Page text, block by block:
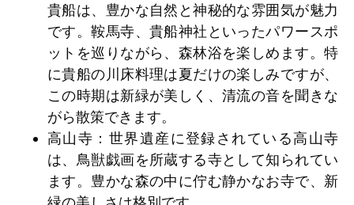
貴船は、豊かな自然と神秘的な雰囲気が魅力
です。鞍馬寺、貴船神社といったパワースポ
ットを巡りながら、森林浴を楽しめます。特
に貴船の川床料理は夏だけの楽しみですが、
この時期は新緑が美しく、清流の音を聞きな
がら散策できます。
高山寺 ：世界遺産に登録されている高山寺
は、鳥獣戯画を所蔵する寺として知られてい
ます。豊かな森の中に佇む静かなお寺で、新